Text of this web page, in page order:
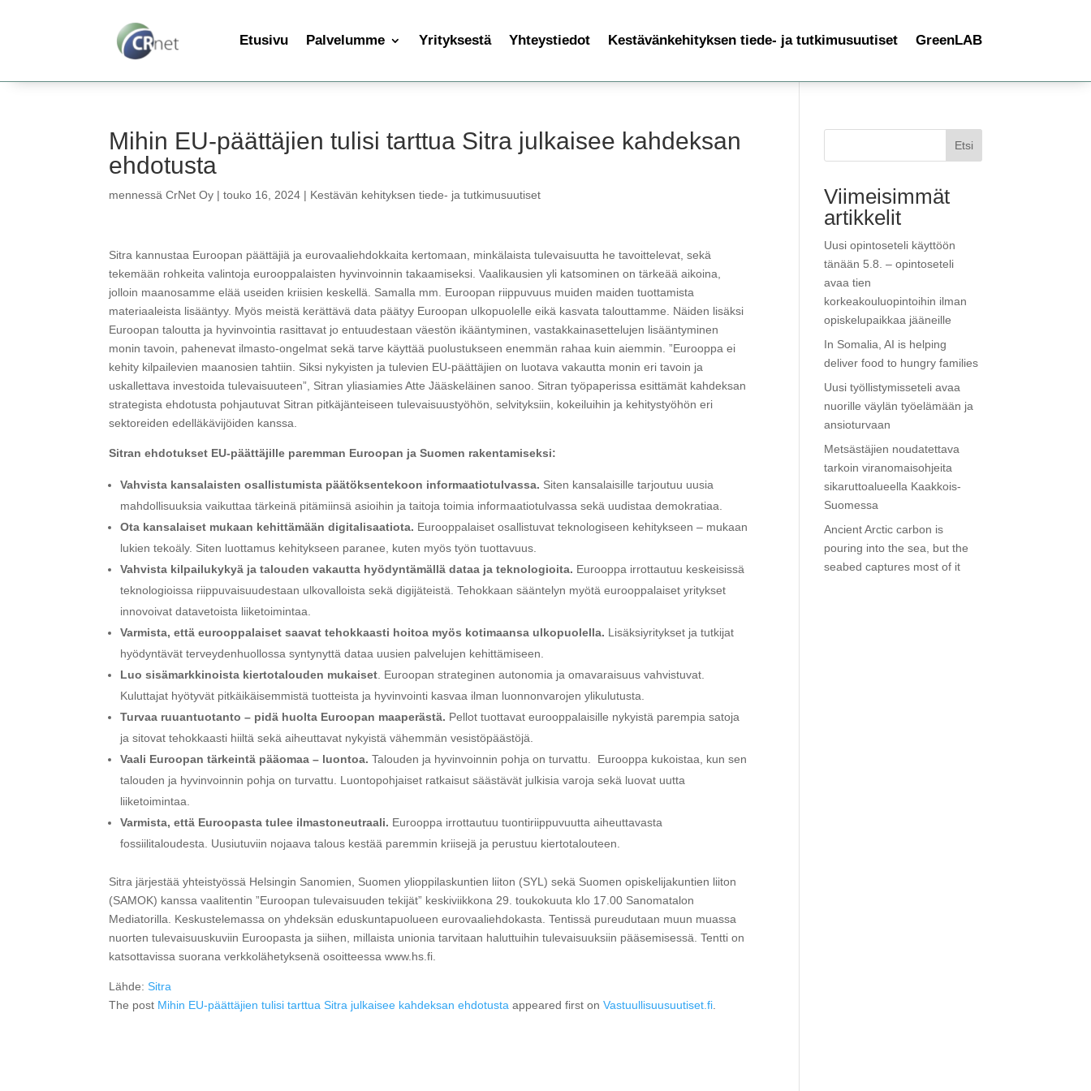
Etusivu Palvelumme Yrityksestä Yhteystiedot Kestävänkehityksen tiede- ja tutkimusuutiset GreenLAB
Mihin EU-päättäjien tulisi tarttua Sitra julkaisee kahdeksan
ehdotusta
mennessäCrNet Oy |touko 16, 2024 | Kestävän kehityksen tiede- ja tutkimusuutiset
Sitra kannustaa Euroopan päättäjiä ja eurovaaliehdokkaita kertomaan, minkälaista tulevaisuutta he tavoittelevat, sekä
tekemään rohkeita valintoja eurooppalaisten hyvinvoinnin takaamiseksi. Vaalikausien yli katsominen on tärkeää aikoina,
jolloin maanosamme elää useiden kriisien keskellä. Samalla mm. Euroopan riippuvuus muiden maiden tuottamista
materiaaleista lisääntyy. Myös meistä kerättävä data päätyy Euroopan ulkopuolelle eikä kasvata talouttamme. Näiden lisäksi
Euroopan taloutta ja hyvinvointia rasittavat jo entuudestaan väestön ikääntyminen, vastakkainasettelujen lisääntyminen
monin tavoin, pahenevat ilmasto-ongelmat sekä tarve käyttää puolustukseen enemmän rahaa kuin aiemmin. ”Eurooppa ei
kehity kilpailevien maanosien tahtiin. Siksi nykyisten ja tulevien EU-päättäjien on luotava vakautta monin eri tavoin ja
uskallettava investoida tulevaisuuteen”, Sitran yliasiamies Atte Jääskeläinen sanoo. Sitran työpaperissa esittämät kahdeksan
strategista ehdotusta pohjautuvat Sitran pitkäjänteiseen tulevaisuustyöhön, selvityksiin, kokeiluihin ja kehitystyöhön eri
sektoreiden edelläkävijöiden kanssa.
Sitran ehdotukset EU-päättäjille paremman Euroopan ja Suomen rakentamiseksi:
Vahvista kansalaisten osallistumista päätöksentekoon informaatiotulvassa. Siten kansalaisille tarjoutuu uusia
mahdollisuuksia vaikuttaa tärkeinä pitämiinsä asioihin ja taitoja toimia informaatiotulvassa sekä uudistaa demokratiaa.
Ota kansalaiset mukaan kehittämään digitalisaatiota. Eurooppalaiset osallistuvat teknologiseen kehitykseen – mukaan
lukien tekoäly. Siten luottamus kehitykseen paranee, kuten myös työn tuottavuus.
Vahvista kilpailukykyä ja talouden vakautta hyödyntämällä dataa ja teknologioita. Eurooppa irrottautuu keskeisissä
teknologioissa riippuvaisuudestaan ulkovalloista sekä digijäteistä. Tehokkaan sääntelyn myötä eurooppalaiset yritykset
innovoivat datavetoista liiketoimintaa.
Varmista, että eurooppalaiset saavat tehokkaasti hoitoa myös kotimaansa ulkopuolella. Lisäksiyritykset ja tutkijat
hyödyntävät terveydenhuollossa syntynyttä dataa uusien palvelujen kehittämiseen.
Luo sisämarkkinoista kiertotalouden mukaiset . Euroopan strateginen autonomia ja omavaraisuus vahvistuvat.
Kuluttajat hyötyvät pitkäikäisemmistä tuotteista ja hyvinvointi kasvaa ilman luonnonvarojen ylikulutusta.
Turvaa ruuantuotanto – pidä huolta Euroopan maaperästä. Pellot tuottavat eurooppalaisille nykyistä parempia satoja
ja sitovat tehokkaasti hiiltä sekä aiheuttavat nykyistä vähemmän vesistöpäästöjä.
Vaali Euroopan tärkeintä pääomaa – luontoa.Talouden ja hyvinvoinnin pohja on turvattu. Eurooppa kukoistaa, kun sen
talouden ja hyvinvoinnin pohja on turvattu. Luontopohjaiset ratkaisut säästävät julkisia varoja sekä luovat uutta
liiketoimintaa.
Varmista, että Euroopasta tulee ilmastoneutraali. Eurooppa irrottautuu tuontiriippuvuutta aiheuttavasta
fossiilitaloudesta. Uusiutuviin nojaava talous kestää paremmin kriisejä ja perustuu kiertotalouteen.
Sitra järjestää yhteistyössä Helsingin Sanomien, Suomen ylioppilaskuntien liiton (SYL) sekä Suomen opiskelijakuntien liiton
(SAMOK) kanssa vaalitentin ”Euroopan tulevaisuuden tekijät” keskiviikkona 29. toukokuuta klo 17.00 Sanomatalon
Mediatorilla. Keskustelemassa on yhdeksän eduskuntapuolueen eurovaaliehdokasta. Tentissä pureudutaan muun muassa
nuorten tulevaisuuskuviin Euroopasta ja siihen, millaista unionia tarvitaan haluttuihin tulevaisuuksiin pääsemisessä. Tentti on
katsottavissa suorana verkkolähetyksenä osoitteessa www.hs.fi.
Lähde:Sitra
The post Mihin EU-päättäjien tulisi tarttua Sitra julkaisee kahdeksan ehdotusta appeared first onVastuullisuusuutiset.fi
Etsi
Viimeisimmät
artikkelit
Uusi opintoseteli käyttöön
tänään 5.8. – opintoseteli
avaa tien
korkeakouluopintoihin ilman
opiskelupaikkaa jääneille
In Somalia, AI is helping
deliver food to hungry families
Uusi työllistymisseteli avaa
nuorille väylän työelämään ja
ansioturvaan
Metsästäjien noudatettava
tarkoin viranomaisohjeita
sikaruttoalueella Kaakkois-
Suomessa
Ancient Arctic carbon is
pouring into the sea, but the
seabed captures most of it